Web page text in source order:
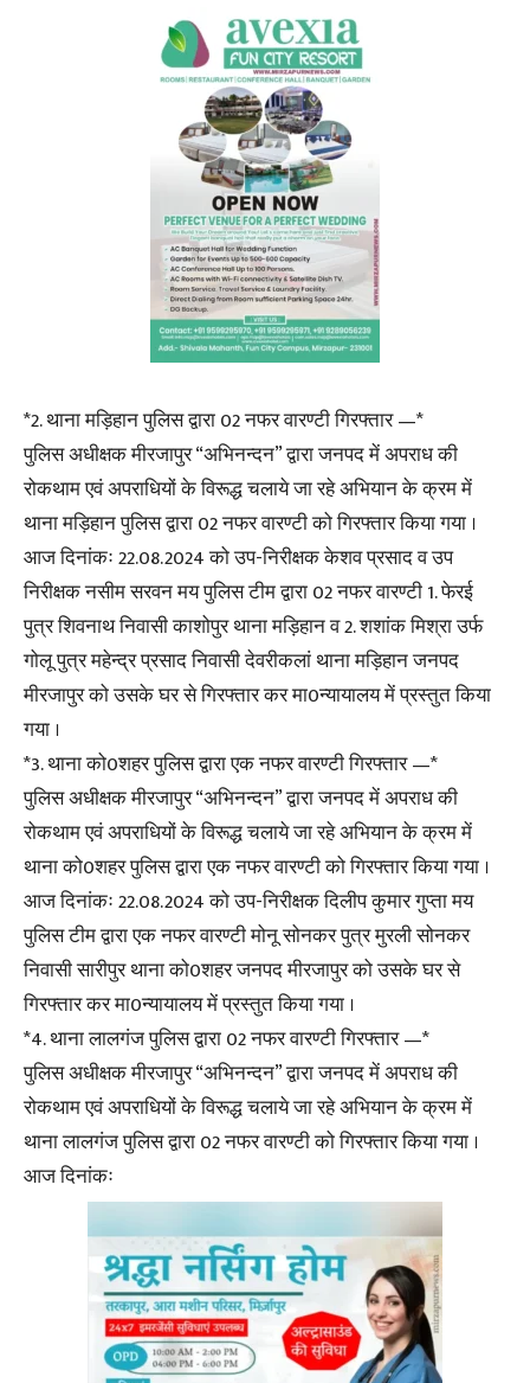
*2. थाना मड़िहान पुलिस द्वारा 02 नफर वारण्टी गिरफ्तार —*
पुलिस अधीक्षक मीरजापुर “अभिनन्दन” द्वारा जनपद में अपराध की
रोकथाम एवं अपराधियों के विरूद्ध चलाये जा रहे अभियान के क्रम में
थाना मड़िहान पुलिस द्वारा 02 नफर वारण्टी को गिरफ्तार किया गया ।
आज दिनांकः 22.08.2024 को उप-निरीक्षक केशव प्रसाद व उप
निरीक्षक नसीम सरवन मय पुलिस टीम द्वारा 02 नफर वारण्टी 1. फेरई
पुत्र शिवनाथ निवासी काशोपुर थाना मड़िहान व 2. शशांक मिश्रा उर्फ
गोलू पुत्र महेन्द्र प्रसाद निवासी देवरीकलां थाना मड़िहान जनपद
मीरजापुर को उसके घर से गिरफ्तार कर मा0न्यायालय में प्रस्तुत किया
गया ।
*3. थाना को0शहर पुलिस द्वारा एक नफर वारण्टी गिरफ्तार —*
पुलिस अधीक्षक मीरजापुर “अभिनन्दन” द्वारा जनपद में अपराध की
रोकथाम एवं अपराधियों के विरूद्ध चलाये जा रहे अभियान के क्रम में
थाना को0शहर पुलिस द्वारा एक नफर वारण्टी को गिरफ्तार किया गया ।
आज दिनांकः 22.08.2024 को उप-निरीक्षक दिलीप कुमार गुप्ता मय
पुलिस टीम द्वारा एक नफर वारण्टी मोनू सोनकर पुत्र मुरली सोनकर
निवासी सारीपुर थाना को0शहर जनपद मीरजापुर को उसके घर से
गिरफ्तार कर मा0न्यायालय में प्रस्तुत किया गया ।
*4. थाना लालगंज पुलिस द्वारा 02 नफर वारण्टी गिरफ्तार —*
पुलिस अधीक्षक मीरजापुर “अभिनन्दन” द्वारा जनपद में अपराध की
रोकथाम एवं अपराधियों के विरूद्ध चलाये जा रहे अभियान के क्रम में
थाना लालगंज पुलिस द्वारा 02 नफर वारण्टी को गिरफ्तार किया गया ।
आज दिनांकः